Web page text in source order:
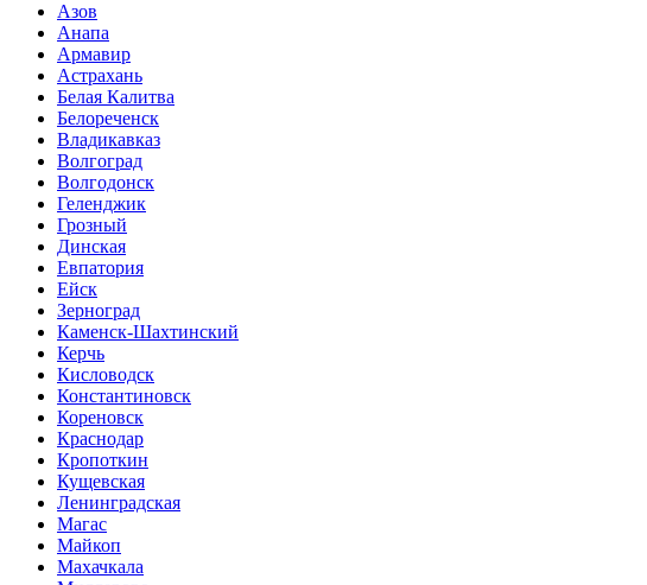
Азов
Анапа
Армавир
Астрахань
Белая Калитва
Белореченск
Владикавказ
Волгоград
Волгодонск
Геленджик
Грозный
Динская
Евпатория
Ейск
Зерноград
Каменск-Шахтинский
Керчь
Кисловодск
Константиновск
Кореновск
Краснодар
Кропоткин
Кущевская
Ленинградская
Магас
Майкоп
Махачкала